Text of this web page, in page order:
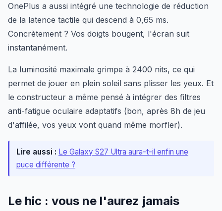
OnePlus a aussi intégré une technologie de réduction
de la latence tactile qui descend à 0,65 ms.
Concrètement ? Vos doigts bougent, l'écran suit
instantanément.
La luminosité maximale grimpe à 2400 nits, ce qui
permet de jouer en plein soleil sans plisser les yeux. Et
le constructeur a même pensé à intégrer des filtres
anti-fatigue oculaire adaptatifs (bon, après 8h de jeu
d'affilée, vos yeux vont quand même morfler).
Lire aussi : Le Galaxy S27 Ultra aura-t-il enfin une
puce différente ?
Le hic : vous ne l'aurez jamais